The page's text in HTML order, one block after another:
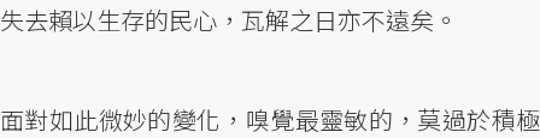
失去賴以生存的民心，瓦解之日亦不遠矣。
面對如此微妙的變化，嗅覺最靈敏的，莫過於積極